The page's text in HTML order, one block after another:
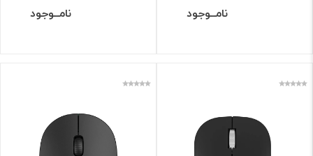
نامــوجود نامــوجود